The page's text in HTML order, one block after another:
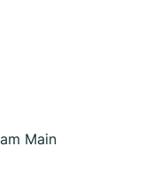
Main